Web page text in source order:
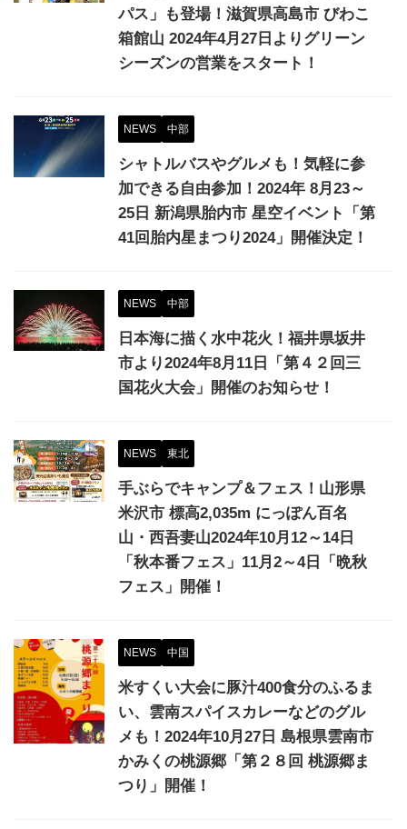
パス」も登場！滋賀県高島市 びわこ
箱館山 2024年4月27日よりグリーン
シーズンの営業をスタート！
NEWS 中部
シャトルバスやグルメも！気軽に参
加できる自由参加！2024年 8月23～
25日 新潟県胎内市 星空イベント「第
41回胎内星まつり2024」開催決定！
NEWS 中部
日本海に描く水中花火！福井県坂井
市より2024年8月11日「第４２回三
国花火大会」開催のお知らせ！
NEWS 東北
手ぶらでキャンプ＆フェス！山形県
米沢市 標高2,035m にっぽん百名
山・西吾妻山2024年10月12～14日
「秋本番フェス」11月2～4日「晩秋
フェス」開催！
NEWS 中国
⽶すくい⼤会に豚汁400食分のふるま
い、雲南スパイスカレーなどのグル
メも！2024年10月27日 島根県雲南市
かみくの桃源郷「第２８回 桃源郷ま
つり」開催！